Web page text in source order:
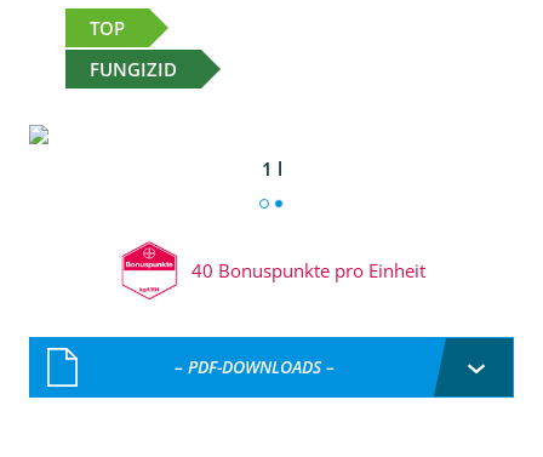
TOP
FUNGIZID
1 l
40 Bonuspunkte pro Einheit
– PDF-DOWNLOADS –